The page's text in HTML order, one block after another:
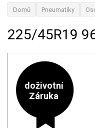
Domů Pneumatiky
225/45R19
doživotní
Záruka